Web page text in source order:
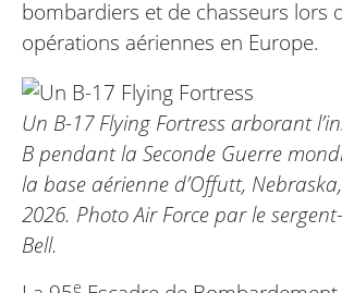
bombardiers et de chasseurs lors
opérations aériennes en Europe.
Un B-17 Flying Fortress arborant
B pendant la Seconde Guerre
la base aérienne d’Offutt,
2026. Photo Air Force par le
Bell.
e